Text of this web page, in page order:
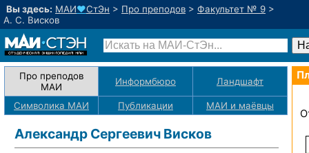
Вы здесь: МАИ♥СтЭн > Про преподов > Факультет № 9 >
А. С. Висков
Про преподов
МАИ
Информбюро Ландшафт
Символика МАИ Публикации МАИ и маёвцы
Александр Сергеевич Висков